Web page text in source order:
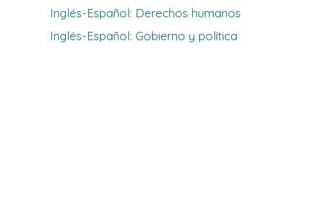
Inglés-Español: Derechos humanos
Inglés-Español: Gobierno y política